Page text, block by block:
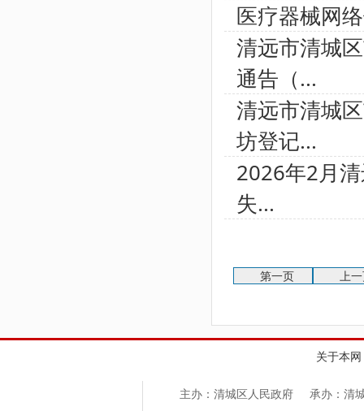
医疗器械网
清远市清城
通告（...
清远市清城
坊登记...
2026年2月
失...
第一页 上一
关于本网
主办：清城区人民政府
承办：清